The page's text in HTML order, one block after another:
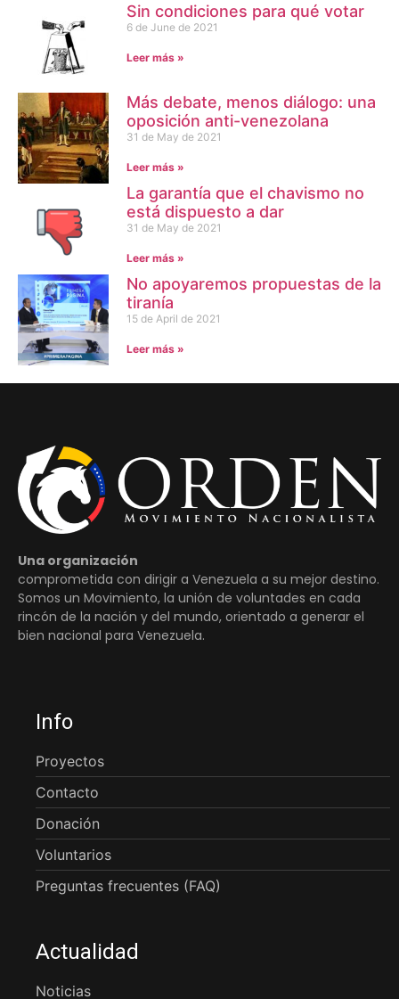
Sin condiciones para qué votar
6 de June de 2021
Leer más »
Más debate, menos diálogo: una
oposición anti-venezolana
31 de May de 2021
Leer más »
La garantía que el chavismo no
está dispuesto a dar
31 de May de 2021
Leer más »
No apoyaremos propuestas de la
tiranía
15 de April de 2021
Leer más »
Una organización
comprometida con dirigir a Venezuela a su mejor destino.
Somos un Movimiento, la unión de voluntades en cada
rincón de la nación y del mundo, orientado a generar el
bien nacional para Venezuela.
Info
Proyectos
Contacto
Donación
Voluntarios
Preguntas frecuentes (FAQ)
Actualidad
Noticias